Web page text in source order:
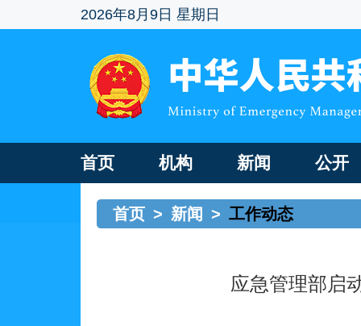
2026年8月9日 星期日
首页 机构 新闻 公开
首页 > 新闻 > 工作动态
应急管理部启